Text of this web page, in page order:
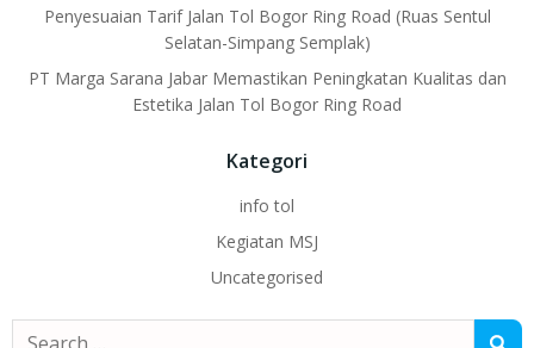
Penyesuaian Tarif Jalan Tol Bogor Ring Road (Ruas Sentul
Selatan-Simpang Semplak)
PT Marga Sarana Jabar Memastikan Peningkatan Kualitas dan
Estetika Jalan Tol Bogor Ring Road
Kategori
info tol
Kegiatan MSJ
Uncategorised
Search